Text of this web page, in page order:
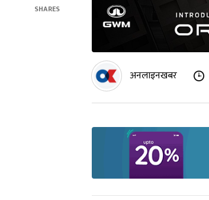
SHARES
अनलाइनखबर